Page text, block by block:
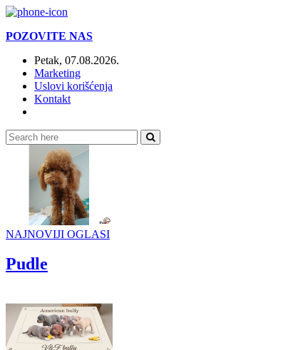
POZOVITE NAS
Petak, 07.08.2026.
Marketing
Uslovi korišćenja
Kontakt
NAJNOVIJI OGLASI
Pudle